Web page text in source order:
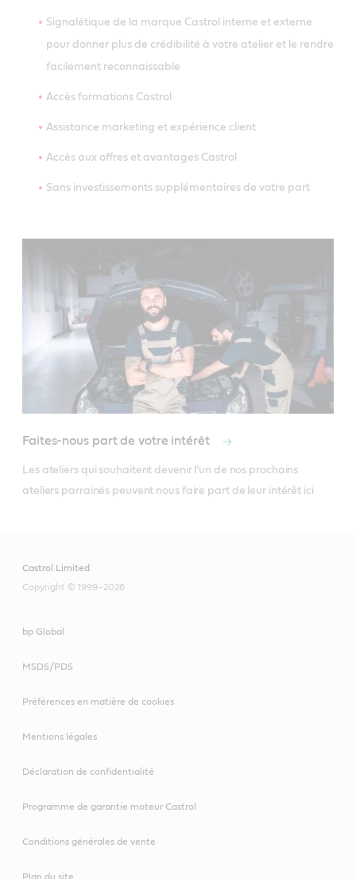
Signalétique de la marque Castrol interne et externe
pour donner plus de crédibilité à votre atelier et le rendre
facilement reconnaissable
Accès formations Castrol
Assistance marketing et expérience client
Accès aux offres et avantages Castrol
Sans investissements supplémentaires de votre part
Faites-nous part de votre intérêt
Les ateliers qui souhaitent devenir l’un de nos prochains
ateliers parrainés peuvent nous faire part de leur intérêt ici
Castrol Limited
Copyright © 1999–2026
bp Global
MSDS/PDS
Préférences en matière de cookies
Mentions légales
Déclaration de confidentialité
Programme de garantie moteur Castrol
Conditions générales de vente
Plan du site